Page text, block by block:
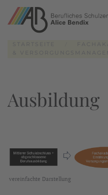
Zum Hauptinhalt springen
Ausbildung
vereinfachte Darstellung